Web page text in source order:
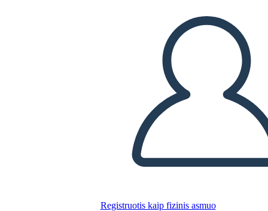
Registruotis kaip fizinis asmuo
Nukopijuokite šią siužetinę lentą
SUKURTI SIUŽETINĘ LENTĄ
PALEISTI SKAIDRIŲ DEMONSTRACIJĄ
SKAITYK MAN